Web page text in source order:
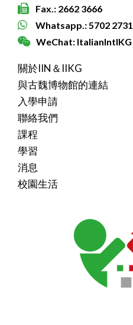
Fax.: 2662 3666
Whatsapp.: 5702 2731
WeChat: ItalianIntlKG
關於IIN＆IIKG
與古魏博物館的連結
入學申請
聯絡我們
課程
學習
消息
校園生活